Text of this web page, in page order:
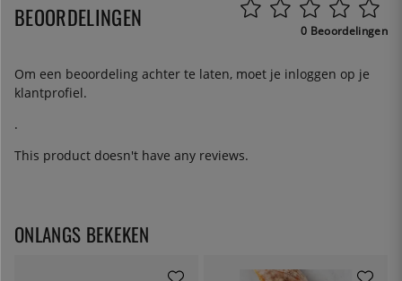
BEOORDELINGEN 0 Beoordelingen
Om een beoordeling achter te laten, moet je inloggen op je
klantprofiel.
.
This product doesn't have any reviews.
ONLANGS BEKEKEN